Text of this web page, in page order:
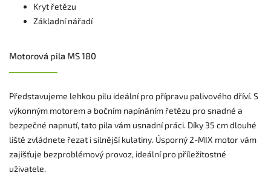
Kryt řetězu
Základní nářadí
Motorová pila MS 180
Představujeme lehkou pilu ideální pro přípravu palivového dříví. S
výkonným motorem a bočním napínáním řetězu pro snadné a
bezpečné napnutí, tato pila vám usnadní práci. Díky 35 cm dlouhé
liště zvládnete řezat i silnější kulatiny. Úsporný 2-MIX motor vám
zajišťuje bezproblémový provoz, ideální pro příležitostné
uživatele.